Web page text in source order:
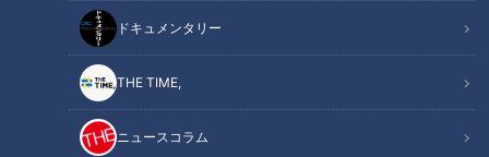
ドキュメンタリー
THE TIME,
ニュースコラム
関連リンク
【動画】秋元康作詞教室に通っていた過去
も！？渡辺アナの「ドジ」エピソードは【6分